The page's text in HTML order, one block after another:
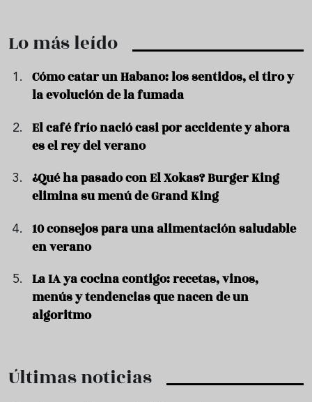
Lo más leído
Cómo catar un Habano: los sentidos, el tiro y
la evolución de la fumada
El café frío nació casi por accidente y ahora
es el rey del verano
¿Qué ha pasado con El Xokas? Burger King
elimina su menú de Grand King
10 consejos para una alimentación saludable
en verano
La IA ya cocina contigo: recetas, vinos,
menús y tendencias que nacen de un
algoritmo
Últimas noticias